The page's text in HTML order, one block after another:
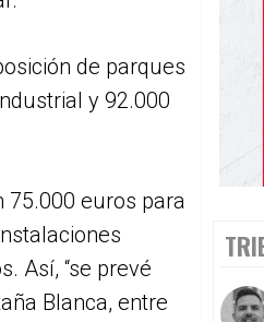
de parques
y 92.000
75.000 euros para
Así, “se prevé
Blanca, entre